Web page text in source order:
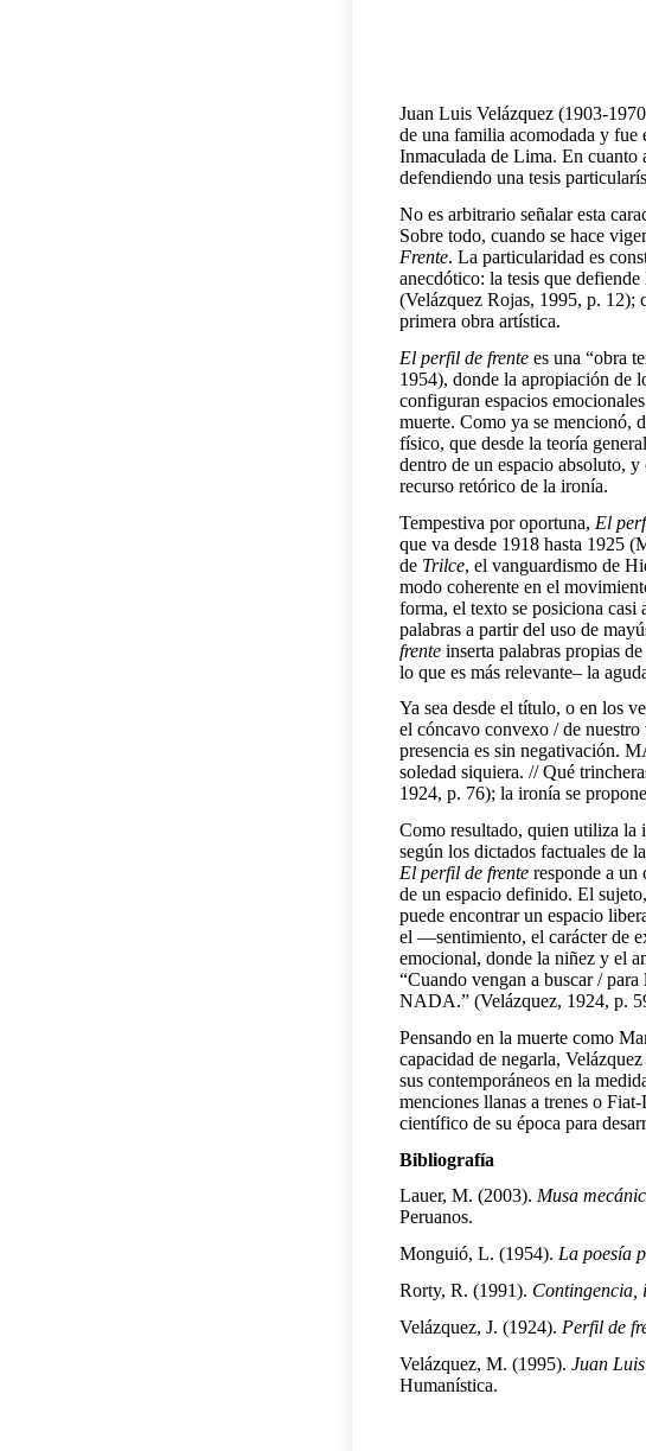
Juan Luis Velázquez (1903-
de una familia acomodada y fue
Inmaculada de Lima. En cuanto
defendiendo una tesis
No es arbitrario señalar esta
Sobre todo, cuando se hace
Frente. La particularidad es
anecdótico: la tesis que
(Velázquez Rojas, 1995, p. 12);
primera obra artística.
El perfil de frente es una “obra
1954), donde la apropiación de
configuran espacios
muerte. Como ya se mencionó,
físico, que desde la teoría
dentro de un espacio absoluto,
recurso retórico de la ironía.
Tempestiva por oportuna, El
que va desde 1918 hasta 1925
de Trilce, el vanguardismo de
modo coherente en el
forma, el texto se posiciona casi
palabras a partir del uso de
frente inserta palabras propias
lo que es más relevante– la
Ya sea desde el título, o en los
el cóncavo convexo / de
presencia es sin negativación.
soledad siquiera. // Qué
1924, p. 76); la ironía se
Como resultado, quien utiliza la
según los dictados factuales de
El perfil de frente responde a un
de un espacio definido. El
puede encontrar un espacio
el —sentimiento, el carácter de
emocional, donde la niñez y el
“Cuando vengan a buscar /
NADA.” (Velázquez, 1924, p.
Pensando en la muerte como
capacidad de negarla,
sus contemporáneos en la
menciones llanas a trenes o
científico de su época para
Bibliografía
Lauer, M. (2003). Musa
Peruanos.
Monguió, L. (1954). La poesía
Rorty, R. (1991). Contingencia,
Velázquez, J. (1924). Perfil de
Velázquez, M. (1995). Juan
Humanística.